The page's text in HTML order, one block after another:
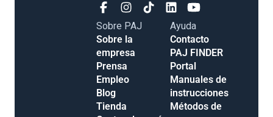
Sobre PAJ
Sobre la
empresa
Prensa
Empleo
Blog
Tienda
Ayuda
Contacto
PAJ FINDER
Portal
Manuales de
instrucciones
Métodos de